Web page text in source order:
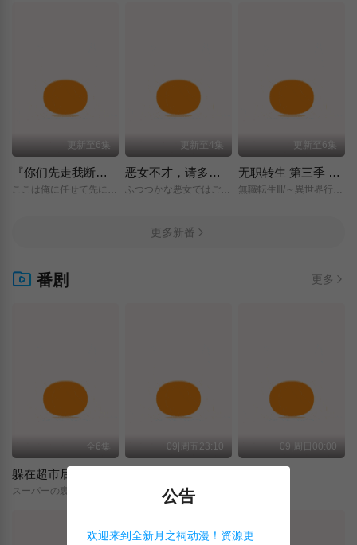
更新至6集
『你们先走我断后』，于是10年后我成为了传说
ここは俺に任せて先に行けと言ってから10年がたったら伝説になっていた。/
更新至4集
恶女不才，请多关照 ～雏宫蝶鼠换身传～
ふつつかな悪女ではございますが/～雛宮蝶鼠とりかえ伝～/
更新至6集
无职转生 第三季 ～到了异世界就拿出真本事～
無職転生Ⅲ/～異世界行ったら本気だす～/
更多新番
番剧 更多
全6集 09|周五23:10 09|周日00:00
公告
欢迎来到全新月之祠动漫！资源更